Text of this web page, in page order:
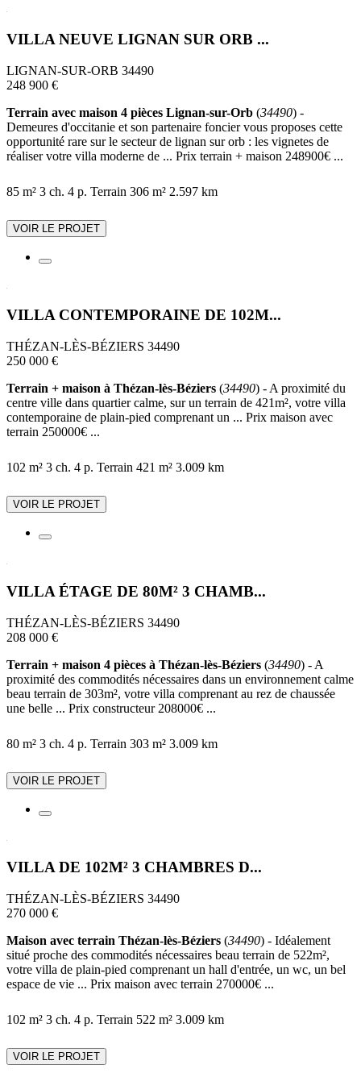
VILLA NEUVE LIGNAN SUR ORB ...
LIGNAN-SUR-ORB 34490
248 900 €
Terrain avec maison 4 pièces Lignan-sur-Orb (34490) -
Demeures d'occitanie et son partenaire foncier vous proposes cette
opportunité rare sur le secteur de lignan sur orb : les vignetes de
réaliser votre villa moderne de ... Prix terrain + maison 248900€ ...
85 m² 3 ch. 4 p. Terrain 306 m² 2.597 km
VOIR LE PROJET
VILLA CONTEMPORAINE DE 102M...
THÉZAN-LÈS-BÉZIERS 34490
250 000 €
Terrain + maison à Thézan-lès-Béziers (34490) - A proximité du
centre ville dans quartier calme, sur un terrain de 421m², votre villa
contemporaine de plain-pied comprenant un ... Prix maison avec
terrain 250000€ ...
102 m² 3 ch. 4 p. Terrain 421 m² 3.009 km
VOIR LE PROJET
VILLA ÉTAGE DE 80M² 3 CHAMB...
THÉZAN-LÈS-BÉZIERS 34490
208 000 €
Terrain + maison 4 pièces à Thézan-lès-Béziers (34490) - A
proximité des commodités nécessaires dans un environnement calme
beau terrain de 303m², votre villa comprenant au rez de chaussée
une belle ... Prix constructeur 208000€ ...
80 m² 3 ch. 4 p. Terrain 303 m² 3.009 km
VOIR LE PROJET
VILLA DE 102M² 3 CHAMBRES D...
THÉZAN-LÈS-BÉZIERS 34490
270 000 €
Maison avec terrain Thézan-lès-Béziers (34490) - Idéalement
situé proche des commodités nécessaires beau terrain de 522m²,
votre villa de plain-pied comprenant un hall d'entrée, un wc, un bel
espace de vie ... Prix maison avec terrain 270000€ ...
102 m² 3 ch. 4 p. Terrain 522 m² 3.009 km
VOIR LE PROJET